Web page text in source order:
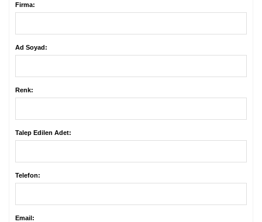
Firma:
Ad Soyad:
Renk:
Talep Edilen Adet:
Telefon:
Email: